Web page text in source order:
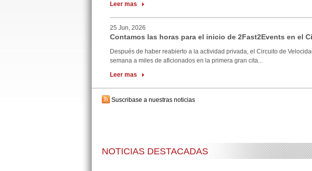
Leer mas
25 Jun, 2026
Contamos las horas para el inicio de 2Fast2Events en el
Después de haber reabierto a la actividad privada, el Circuito de
semana a miles de aficionados en la primera gran cita...
Leer mas
Suscribase a nuestras noticias
NOTICIAS DESTACADAS